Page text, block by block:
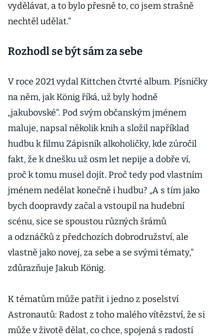
vydělávat, a to bylo přesně to, co jsem strašně
nechtěl udělat.“
Rozhodl se být sám za sebe
V roce 2021 vydal Kittchen čtvrté album. Písničky
na něm, jak König říká, už byly hodně
„jakubovské“. Pod svým občanským jménem
maluje, napsal několik knih a složil například
hudbu k filmu Zápisník alkoholičky, kde zúročil
fakt, že k dnešku už osm let nepije a dobře ví,
proč k tomu musel dojít. Proč tedy pod vlastním
jménem nedělat konečně i hudbu? „A s tím jako
bych doopravdy začal a vstoupil na hudební
scénu, sice se spoustou různých šrámů
a odznáčků z předchozích dobrodružství, ale
vlastně jako novej, za sebe a se svými tématy,“
zdůrazňuje Jakub König.
K tématům může patřit i jedno z poselství
Astronautů: Radost z toho malého vítězství, že si
může v životě dělat, co chce, spojená s radostí